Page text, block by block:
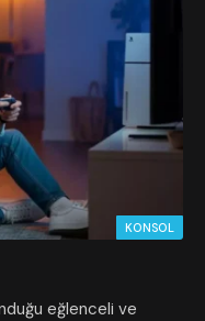
KONSOL
eğlenceli ve